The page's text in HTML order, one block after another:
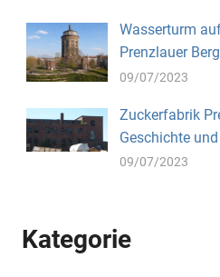
Wasserturm
Prenzlauer Berg
09/07/2023
Zuckerfabrik
Geschichte
09/07/2023
Kategorie